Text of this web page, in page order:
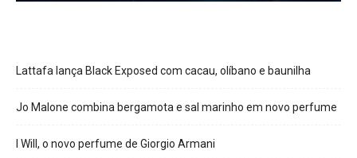
Lattafa lança Black Exposed com cacau, olíbano e baunilha
Jo Malone combina bergamota e sal marinho em novo perfume
I Will, o novo perfume de Giorgio Armani